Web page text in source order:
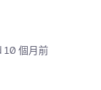
10 個月前